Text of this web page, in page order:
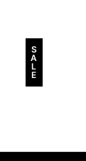
S
A
L
E